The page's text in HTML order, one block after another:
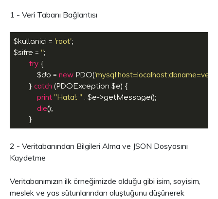
1 - Veri Tabanı Bağlantısı
$kullanici = 'root';
$sifre = '';
try {
	    $db =
new PDO(
	}
catch (PDOException $e) {
print "Hata!: " . $e->getMessage();
die();
2 - Veritabanından Bilgileri Alma ve JSON Dosyasını
Kaydetme
Veritabanımızın ilk örneğimizde olduğu gibi isim, soyisim,
meslek ve yas sütunlarından oluştuğunu düşünerek